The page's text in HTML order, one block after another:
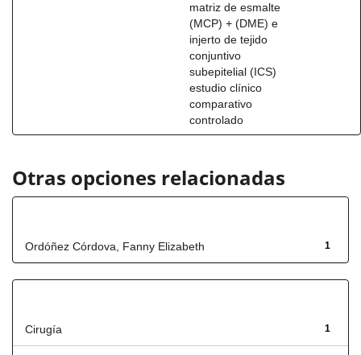
matriz de esmalte
(MCP) + (DME) e
injerto de tejido
conjuntivo
subepitelial (ICS)
estudio clínico
comparativo
controlado
Otras opciones relacionadas
1
Ordóñez Córdova, Fanny Elizabeth
1
Cirugía